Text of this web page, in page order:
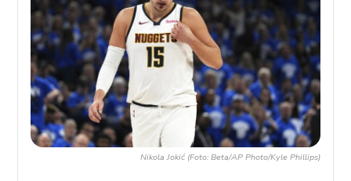
Nikola Jokić (Foto: Beta/AP Photo/Kyle Phillips)